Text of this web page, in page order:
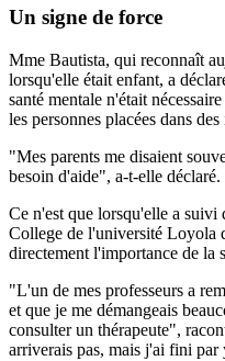
Un signe de force
Mme Bautista, qui reconnaît
lorsqu'elle était enfant, a
santé mentale n'était
les personnes placées dans
"Mes parents me disaient
besoin d'aide", a-t-elle déclaré.
Ce n'est que lorsqu'elle a
College de l'université Loyola
directement l'importance de la
"L'un de mes professeurs a
et que je me démangeais
consulter un thérapeute",
arriverais pas, mais j'ai fini par